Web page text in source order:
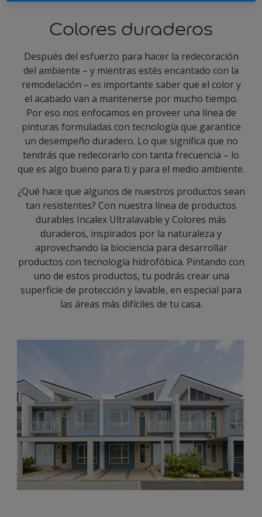
Colores duraderos
Después del esfuerzo para hacer la redecoración
del ambiente – y mientras estés encantado con la
remodelación – es importante saber que el color y
el acabado van a mantenerse por mucho tiempo.
Por eso nos enfocamos en proveer una línea de
pinturas formuladas con tecnología que garantice
un desempeño duradero. Lo que significa que no
tendrás que redecorarlo con tanta frecuencia – lo
que es algo bueno para ti y para el medio ambiente.
¿Qué hace que algunos de nuestros productos sean
tan resistentes? Con nuestra línea de productos
durables Incalex Ultralavable y Colores más
duraderos, inspirados por la naturaleza y
aprovechando la biociencia para desarrollar
productos con tecnología hidrofóbica. Pintando con
uno de estos productos, tu podrás crear una
superficie de protección y lavable, en especial para
las áreas más difíciles de tu casa.